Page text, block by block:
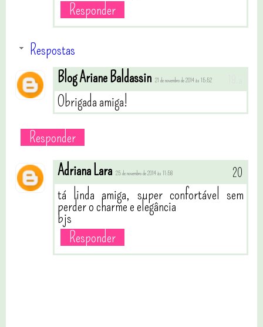
Responder
Respostas
Blog Ariane Baldassin 21 de novembro de 2014 às 15:52
Obrigada amiga!
Responder
Adriana Lara 25 de novembro de 2014 às 11:58
tá linda amiga, super confortável sem
perder o charme e elegância
bjs
Responder